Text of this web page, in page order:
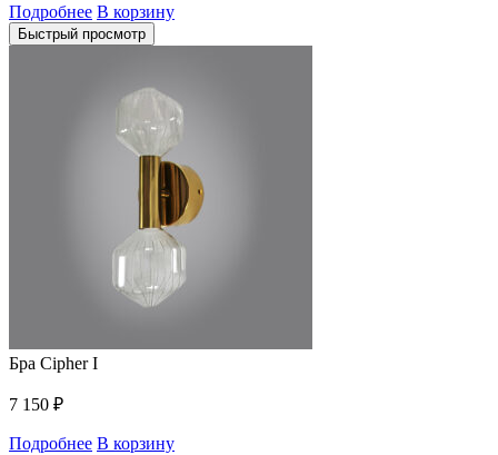
Подробнее В корзину
Быстрый просмотр
Бра Cipher I
7 150 ₽
Подробнее В корзину